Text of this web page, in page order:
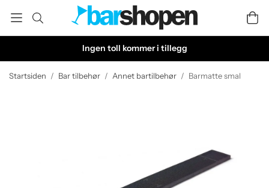
Ingen toll kommer i tillegg
Startsiden / Bar tilbehør / Annet bartilbehør / Barmatte smal